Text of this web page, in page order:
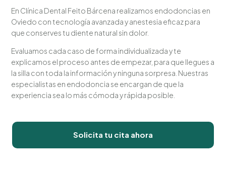
En Clínica Dental Feito Bárcena realizamos endodoncias en
Oviedo con tecnología avanzada y anestesia eficaz para
que conserves tu diente natural sin dolor.
Evaluamos cada caso de forma individualizada y te
explicamos el proceso antes de empezar, para que llegues a
la silla con toda la información y ninguna sorpresa. Nuestras
especialistas en endodoncia se encargan de que la
experiencia sea lo más cómoda y rápida posible.
Solicita tu cita ahora